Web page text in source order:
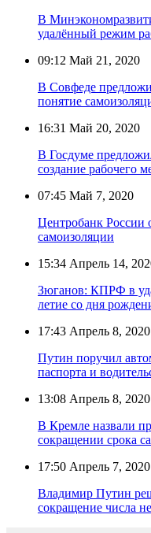
В
удалённый режим
09:12 Май 21, 2020
В Совфеде
понятие
16:31 Май 20, 2020
В Госдуме
создание рабочего
07:45 Май 7, 2020
Центробанк России
самоизоляции
15:34 Апрель 14,
Зюганов: КПРФ в
летие со дня
17:43 Апрель 8, 2020
Путин поручил
паспорта и
13:08 Апрель 8, 2020
В Кремле назвали
сокращении срока
17:50 Апрель 7, 2020
Владимир Путин
сокращение числа